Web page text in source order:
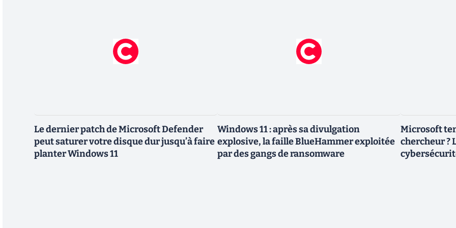
Le dernier patch de Microsoft Defender
peut saturer votre disque dur jusqu’à faire
planter Windows 11
Windows 11 : après sa divulgation
explosive, la faille BlueHammer exploitée
par des gangs de ransomware
Microsoft
chercheur ?